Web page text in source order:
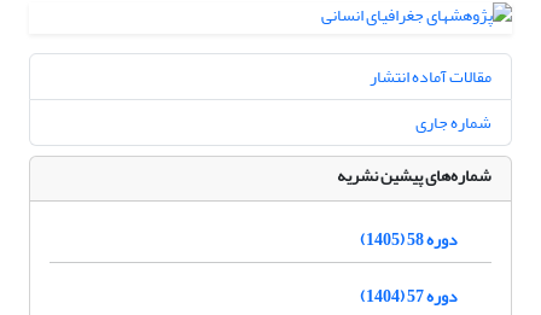
مقالات آماده انتشار
شماره جاری
شماره‌های پیشین نشریه
دوره 58 (1405)
دوره 57 (1404)